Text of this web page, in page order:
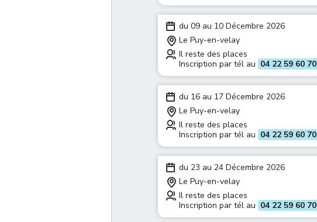
du 09 au 10 Décembre 2026
Le Puy-en-velay
Il reste des places
Inscription par tél au 04 22 59 60 70
du 16 au 17 Décembre 2026
Le Puy-en-velay
Il reste des places
Inscription par tél au 04 22 59 60 70
du 23 au 24 Décembre 2026
Le Puy-en-velay
Il reste des places
Inscription par tél au 04 22 59 60 70